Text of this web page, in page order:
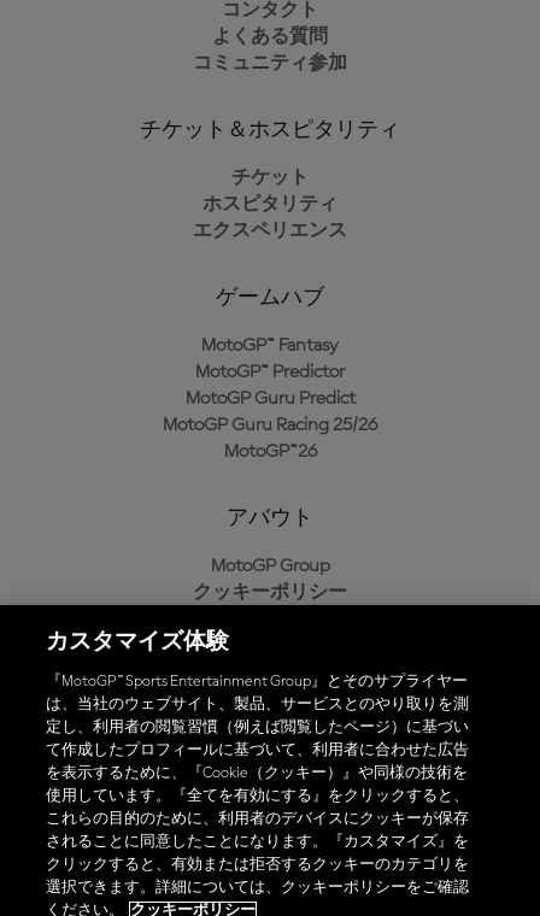
コンタクト
よくある質問
コミュニティ参加
チケット＆ホスピタリティ
チケット
ホスピタリティ
エクスペリエンス
ゲームハブ
MotoGP™ Fantasy
MotoGP™ Predictor
MotoGP Guru Predict
MotoGP Guru Racing 25/26
MotoGP™26
アバウト
MotoGP Group
クッキーポリシー
プライバシーポリシー
購入ポリシー
オフィシャルアプリ
© 2026 MotoGP Sports Entertainment Group. 全著作権所有。全ての
カスタマイズ体験
『MotoGP™ Sports Entertainment Group』とそのサプライヤー
は、当社のウェブサイト、製品、サービスとのやり取りを測
定し、利用者の閲覧習慣（例えば閲覧したページ）に基づい
て作成したプロフィールに基づいて、利用者に合わせた広告
を表示するために、『Cookie（クッキー）』や同様の技術を
使用しています。『全てを有効にする』をクリックすると、
これらの目的のために、利用者のデバイスにクッキーが保存
されることに同意したことになります。『カスタマイズ』を
クリックすると、有効または拒否するクッキーのカテゴリを
選択できます。詳細については、クッキーポリシーをご確認
ください。
クッキーポリシー